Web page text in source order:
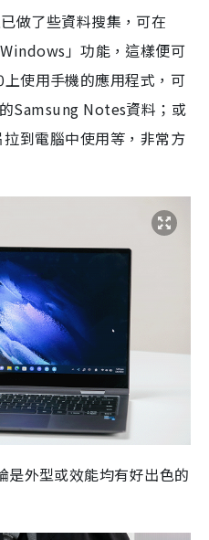
做了些資料搜集，可在
」功能，這樣便可
使用手機的應用程式，可
Samsung Notes資料；或
到電腦中使用等，非常方
外型或效能均有好出色的